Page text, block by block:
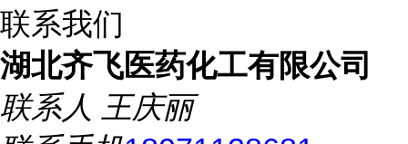
联系我们
湖北齐飞医药化工有限公司
联系人 王庆丽